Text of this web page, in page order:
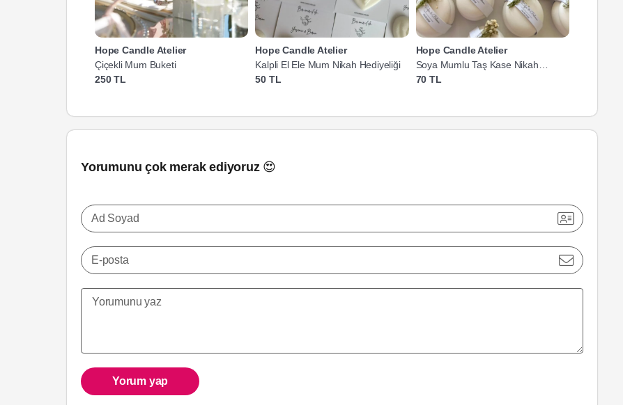
Hope Candle Atelier
Çiçekli Mum Buketi
250 TL
Hope Candle Atelier
Kalpli El Ele Mum Nikah Hediyeliği
50 TL
Hope Candle Atelier
Soya Mumlu Taş Kase Nikah
Hediyeliği
70 TL
Yorumunu çok merak ediyoruz 😍
Ad Soyad
E-posta
Yorum yap